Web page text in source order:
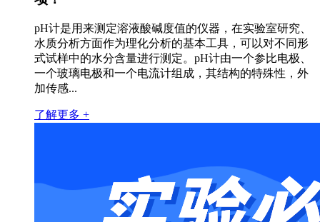
pH计是用来测定溶液酸碱度值的仪器，在实验室研究、
水质分析方面作为理化分析的基本工具，可以对不同形
式试样中的水分含量进行测定。pH计由一个参比电极、‌
一个玻璃电极和一个电流计组成，其结构的特殊性，外
加传感...
了解更多 +